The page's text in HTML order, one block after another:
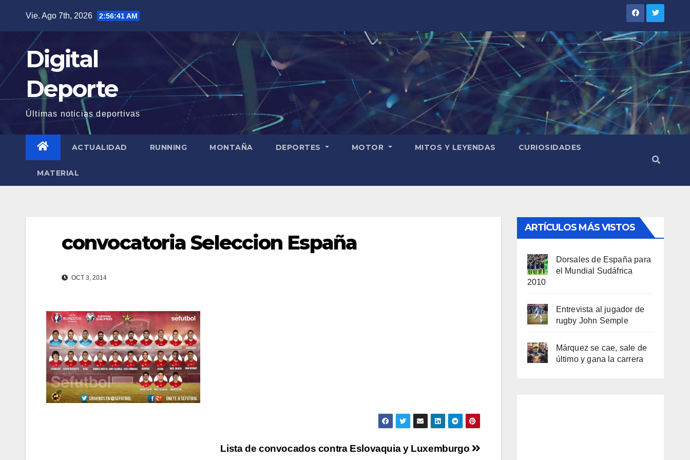
contenido
Vie. Ago 7th, 2026 2:56:41 AM
Digital
Deporte
Últimas noticias deportivas
ACTUALIDAD RUNNING MONTAÑA DEPORTES MOTOR MITOS Y LEYENDAS CURIOSIDADES
MATERIAL
convocatoria Seleccion España
OCT 3, 2014
Lista de convocados contra Eslovaquia y Luxemburgo
ARTÍCULOS MÁS VISTOS
Dorsales de España para
el Mundial Sudáfrica
2010
Entrevista al jugador de
rugby John Semple
Márquez se cae, sale de
último y gana la carrera